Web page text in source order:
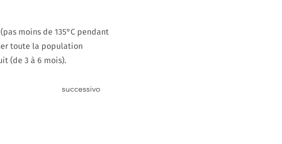
moins de 135°C pendant
toute la population
(de 3 à 6 mois).
successivo